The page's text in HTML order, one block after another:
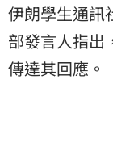
伊朗學生通訊
部發言人指出
傳達其回應。